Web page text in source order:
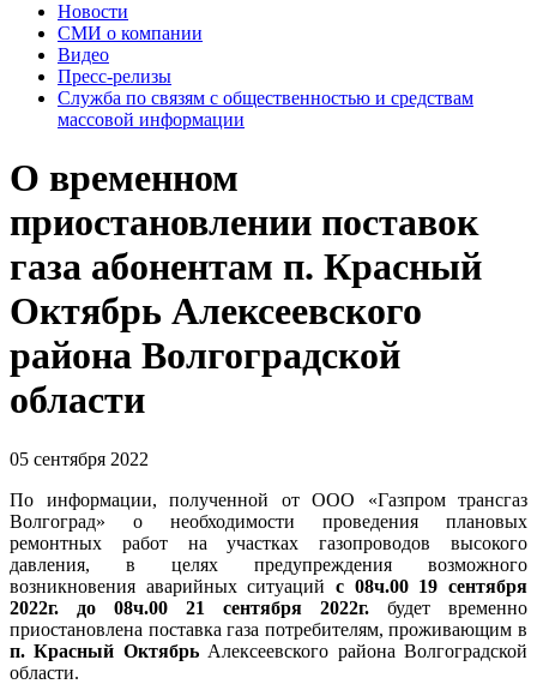
Новости
СМИ о компании
Видео
Пресс-релизы
Служба по связям с общественностью и средствам
массовой информации
О временном
приостановлении поставок
газа абонентам п. Красный
Октябрь Алексеевского
района Волгоградской
области
05 сентября 2022
По информации, полученной от ООО «Газпром трансгаз
Волгоград» о необходимости проведения плановых
ремонтных работ на участках газопроводов высокого
давления, в целях предупреждения возможного
возникновения аварийных ситуаций с 08ч.00 19 сентября
2022г. до 08ч.00 21 сентября 2022г. будет временно
приостановлена поставка газа потребителям, проживающим в
п. Красный ОктябрьАлексеевского района Волгоградской
области.